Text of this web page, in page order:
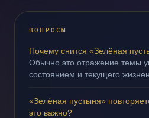
ВОПРОСЫ
Почему снится «Зелёная
Обычно это отражение темы
состоянием и текущего
«Зелёная пустыня»
это важно?